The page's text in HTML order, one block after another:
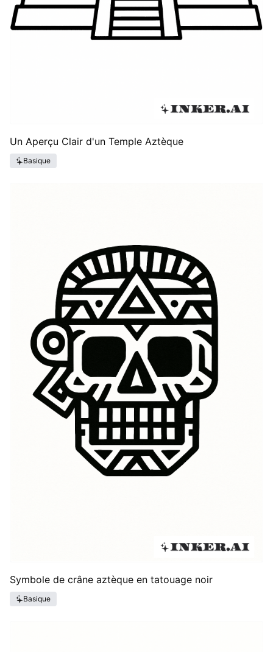
Un Aperçu Clair d'un Temple Aztèque
Basique
Symbole de crâne aztèque en tatouage noir
Basique